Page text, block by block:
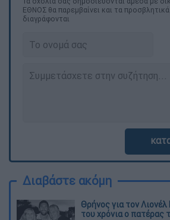
ΕΘΝΟΣ θα παρεμβαίνει και τα
διαγράφονται
Διαβάστε ακόμη
Θρήνος για τον
του χρόνια ο πατέρας